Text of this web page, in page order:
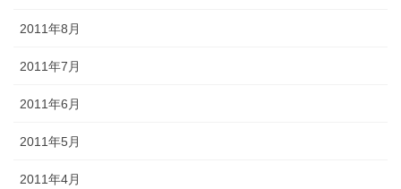
2011年8月
2011年7月
2011年6月
2011年5月
2011年4月